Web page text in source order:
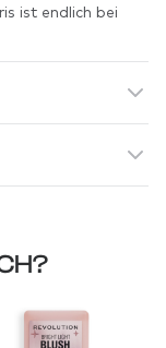
ist endlich bei